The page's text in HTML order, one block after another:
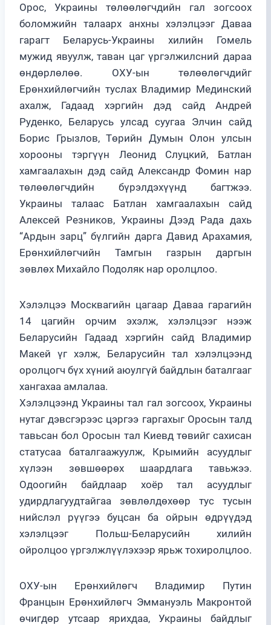
Орос, Украины төлөөлөгчдийн гал зогсоох
боломжийн талаарх анхны хэлэлцээг Даваа
гарагт Беларусь-Украины хилийн Гомель
мужид явуулж, таван цаг үргэлжилсний дараа
өндөрлөлөө. ОХУ-ын төлөөлөгчдийг
Ерөнхийлөгчийн туслах Владимир Мединский
ахалж, Гадаад хэргийн дэд сайд Андрей
Руденко, Беларусь улсад суугаа Элчин сайд
Борис Грызлов, Төрийн Думын Олон улсын
хорооны тэргүүн Леонид Слуцкий, Батлан
хамгаалахын дэд сайд Александр Фомин нар
төлөөлөгчдийн бүрэлдэхүүнд багтжээ.
Украины талаас Батлан хамгаалахын сайд
Алексей Резников, Украины Дээд Рада дахь
“Ардын зарц” бүлгийн дарга Давид Арахамия,
Ерөнхийлөгчийн Тамгын газрын даргын
зөвлөх Михайло Подоляк нар оролцлоо.
Хэлэлцээ Москвагийн цагаар Даваа гарагийн
14 цагийн орчим эхэлж, хэлэлцээг нээж
Беларусийн Гадаад хэргийн сайд Владимир
Макей үг хэлж, Беларусийн тал хэлэлцээнд
оролцогч бүх хүний аюулгүй байдлын баталгааг
хангахаа амлалаа.
Хэлэлцээнд Украины тал гал зогсоох, Украины
нутаг дэвсгэрээс цэргээ гаргахыг Оросын талд
тавьсан бол Оросын тал Киевд төвийг сахисан
статусаа баталгаажуулж, Крымийн асуудлыг
хүлээн зөвшөөрөх шаардлага тавьжээ.
Одоогийн байдлаар хоёр тал асуудлыг
удирдлагуудтайгаа зөвлөлдөхөөр тус тусын
нийслэл рүүгээ буцсан ба ойрын өдрүүдэд
хэлэлцээг Польш-Беларусийн хилийн
ойролцоо үргэлжлүүлэхээр ярьж тохиролцлоо.
ОХУ-ын Ерөнхийлөгч Владимир Путин
Францын Ерөнхийлөгч Эммануэль Макронтой
өчигдөр утсаар ярихдаа, Украины байдлыг